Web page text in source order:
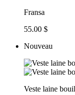
Fransa
55.00 $
Nouveau
Veste laine